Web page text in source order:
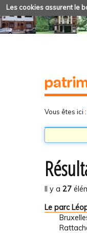
Les cookies assurent le
Vous êtes ici :
Il y a 27
Le parc